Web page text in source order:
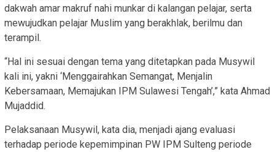
dakwah amar makruf nahi munkar di kalangan pelajar, serta
mewujudkan pelajar Muslim yang berakhlak, berilmu dan
terampil.
“Hal ini sesuai dengan tema yang ditetapkan pada Musywil
kali ini, yakni ‘Menggairahkan Semangat, Menjalin
Kebersamaan, Memajukan IPM Sulawesi Tengah’,” kata Ahmad
Mujaddid.
Pelaksanaan Musywil, kata dia, menjadi ajang evaluasi
terhadap periode kepemimpinan PW IPM Sulteng periode